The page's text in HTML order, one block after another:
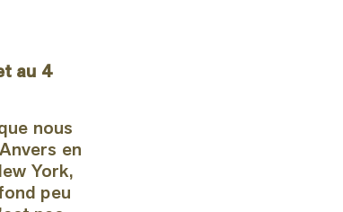
au 4
nous
en
York,
peu